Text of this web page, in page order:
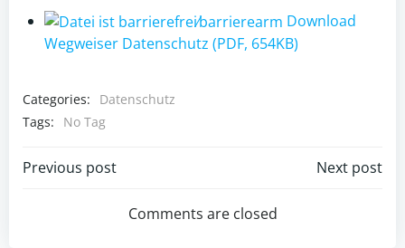
Download
Wegweiser Datenschutz (PDF, 654KB)
Categories:
Datenschutz
Tags:
No Tag
Post
navigation
Previous post
navigation
Next post
Comments are closed